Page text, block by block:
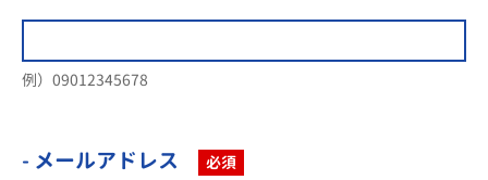
例）09012345678
- メールアドレス 必須